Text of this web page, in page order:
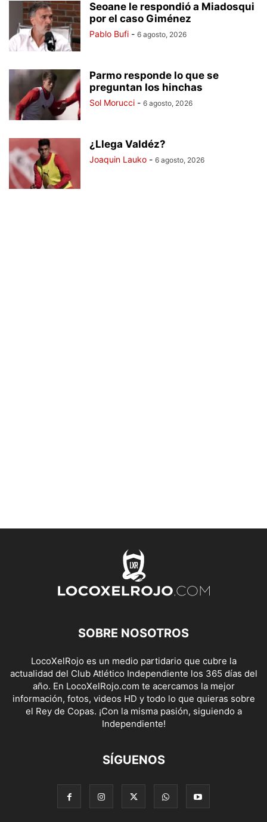
Seoane le respondió a Miadosqui
por el caso Giménez
Pablo Bufi - 6 agosto, 2026
Parmo responde lo que se
preguntan los hinchas
Sol Morucci - 6 agosto, 2026
¿Llega Valdéz?
Joaquin Lauko - 6 agosto, 2026
SOBRE NOSOTROS
LocoXelRojo es un medio partidario que cubre la
actualidad del Club Atlético Independiente los 365 días del
año. En LocoXelRojo.com te acercamos la mejor
información, fotos, videos HD y todo lo que quieras sobre
el Rey de Copas. ¡Con la misma pasión, siguiendo a
Independiente!
SÍGUENOS